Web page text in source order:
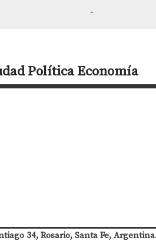
PolíticaEconomía
34, Rosario, Santa Fe,